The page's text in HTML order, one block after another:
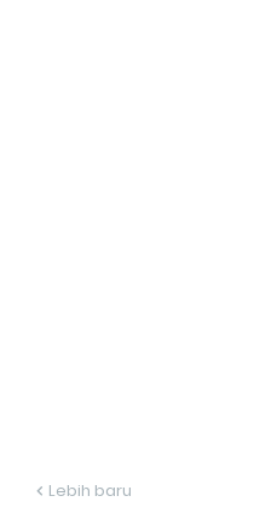
Lebih baru